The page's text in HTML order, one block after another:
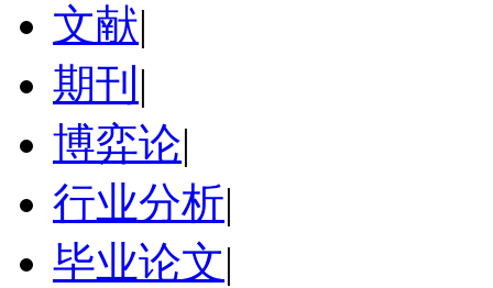
文献|
期刊 |
博弈论|
行业分析|
毕业论文|